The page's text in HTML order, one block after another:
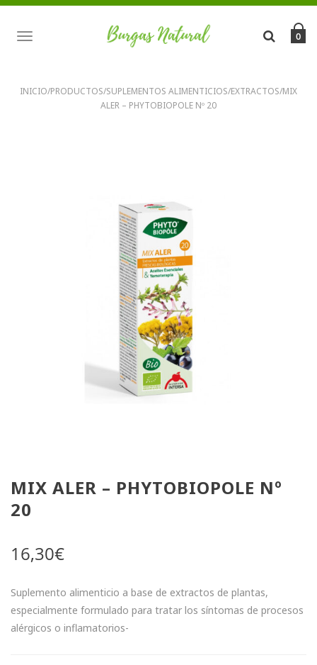
TOGGLE
NAVIGATION
0
INICIO/PRODUCTOS/SUPLEMENTOS ALIMENTICIOS/EXTRACTOS/MIX
ALER – PHYTOBIOPOLE Nº 20
MIX ALER – PHYTOBIOPOLE Nº
20
16,30€
Suplemento alimenticio a base de extractos de plantas,
especialmente formulado para tratar los síntomas de procesos
alérgicos o inflamatorios-